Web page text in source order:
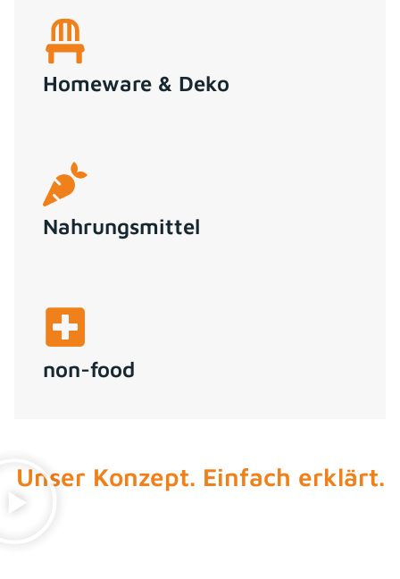
Homeware & Deko
Nahrungsmittel
non-food
Unser Konzept. Einfach erklärt.